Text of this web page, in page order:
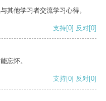
其他学习者交流学习心得。
支持[0] 反对[0]
忘怀。
支持[0] 反对[0]